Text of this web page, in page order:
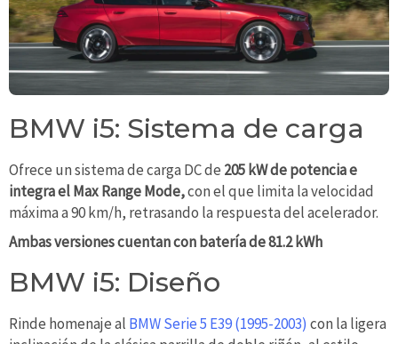
BMW i5: Sistema de carga
Ofrece un sistema de carga DC de 205 kW de potencia e
integra el Max Range Mode,con el que limita la velocidad
máxima a 90 km/h, retrasando la respuesta del acelerador.
Ambas versiones cuentan con batería de 81.2 kWh
BMW i5: Diseño
Rinde homenaje al BMW Serie 5 E39 (1995-2003) con la ligera